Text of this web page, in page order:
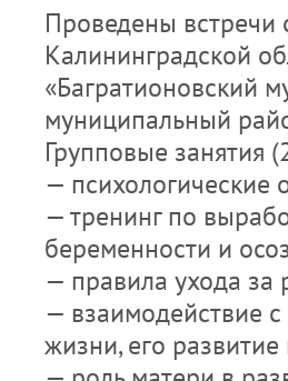
Проведены
Калининградской
«Багратионовский
муниципальный
Групповые занятия
— психологические
— тренинг по
беременности и
— правила ухода за
— взаимодействие
жизни, его